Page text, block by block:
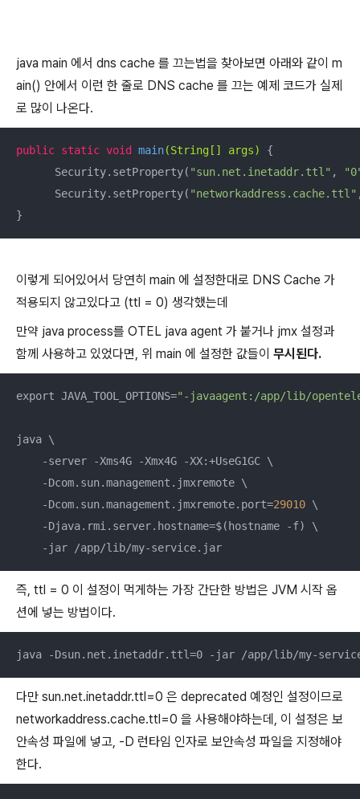
java main 에서 dns cache 를 끄는법을 찾아보면 아래와 같이 m
ain() 안에서 이런 한 줄로 DNS cache 를 끄는 예제 코드가 실제
로 많이 나온다.
public static void main(String[] args)
{
      Security.setProperty(
"sun.net.inetaddr.ttl" ,
      Security.setProperty(
"networkaddress.cache.ttl"
}
이렇게 되어있어서 당연히 main 에 설정한대로 DNS Cache 가
적용되지 않고있다고 (ttl = 0) 생각했는데
만약 java process를 OTEL java agent 가 붙거나 jmx 설정과
함께 사용하고 있었다면, 위 main 에 설정한 값들이 무시된다.
export JAVA_TOOL_OPTIONS="-javaagent:/app/lib/
java \
    -server -Xms4G -Xmx4G -XX:+UseG1GC \
    -Dcom.sun.management.jmxremote \
    -Dcom.sun.management.jmxremote.port=
29010 \
    -Djava.rmi.server.hostname=$(hostname -f) \
    -jar /app/lib/my-service.jar
즉, ttl = 0 이 설정이 먹게하는 가장 간단한 방법은 JVM 시작 옵
션에 넣는 방법이다.
java -Dsun.net.inetaddr.ttl=0 -jar /app/lib/my-
다만 sun.net.inetaddr.ttl=0 은 deprecated 예정인 설정이므로
networkaddress.cache.ttl=0 을 사용해야하는데, 이 설정은 보
안속성 파일에 넣고, -D 런타임 인자로 보안속성 파일을 지정해야
한다.